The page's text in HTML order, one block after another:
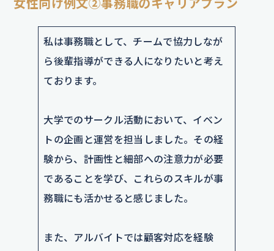
女性向け例文②事務職のキャリアプラン
私は事務職として、チームで協力しなが
ら後輩指導ができる人になりたいと考え
ております。
大学でのサークル活動において、イベン
トの企画と運営を担当しました。その経
験から、計画性と細部への注意力が必要
であることを学び、これらのスキルが事
務職にも活かせると感じました。
また、アルバイトでは顧客対応を経験